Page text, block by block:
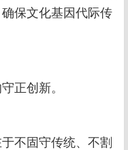
保文化基因代际传
正创新。
不固守传统、不割